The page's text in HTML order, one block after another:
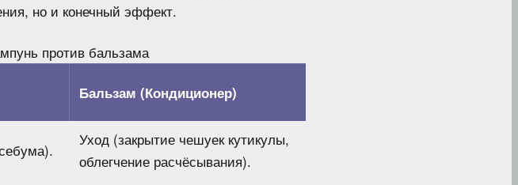
но и конечный эффект.
против бальзама
Бальзам (Кондиционер)
Уход (закрытие чешуек кутикулы,
облегчение расчёсывания).